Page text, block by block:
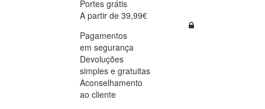
Portes grátis
A partir de 39,99€
Pagamentos
em segurança
Devoluções
simples e gratuitas
Aconselhamento
ao cliente